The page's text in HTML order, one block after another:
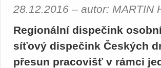
28.12.2016 – autor: MARTIN
Regionální dispečink
síťový dispečink Českých
přesun pracovišť v rámci